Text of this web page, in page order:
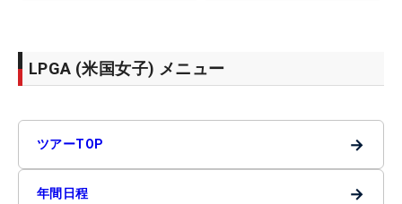
LPGA (米国女子) メニュー
ツアーTOP →
年間日程 →